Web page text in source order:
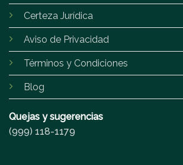
Certeza Jurídica
Aviso de Privacidad
Términos y Condiciones
Blog
Quejas y sugerencias
(999) 118-1179